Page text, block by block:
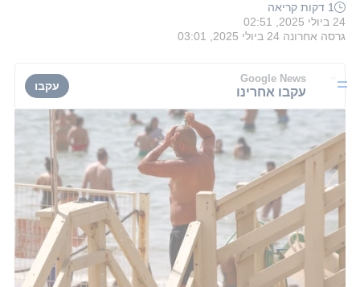
1 דקות קריאה
24 ביולי 2025, 02:51
גרסה אחרונה 24 ביולי 2025, 03:01
Google News
עקבו אחרינו עקבו